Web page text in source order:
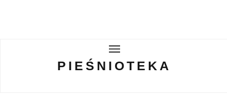
PIEŚNIOTEKA
PIEŚNIOTEKA